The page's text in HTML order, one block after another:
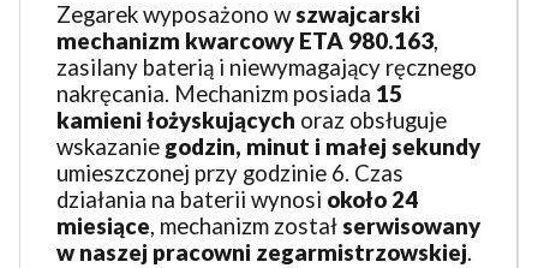
Zegarek wyposażono wszwajcarski
mechanizm kwarcowy ETA 980.163,
zasilany baterią i niewymagający ręcznego
nakręcania. Mechanizm posiada 15
kamieni łożyskujących oraz obsługuje
wskazanie godzin, minut i małej sekundy
umieszczonej przy godzinie 6. Czas
działania na baterii wynosi około 24
miesiące, mechanizm zostałserwisowany
w naszej pracowni zegarmistrzowskiej.